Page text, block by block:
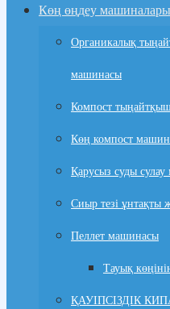
Көң өңдеу машиналары
Органикалық
машинасы
Компост
Көң компост
Қарусыз суды
Сиыр тезі ұнтақты
Пеллет машинасы
Тауық
ҚАУІПСІЗДІК